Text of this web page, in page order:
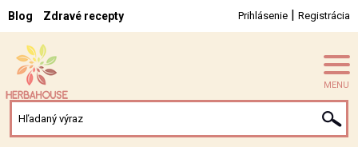
Blog Zdravé recepty Prihlásenie | Registrácia
MENU